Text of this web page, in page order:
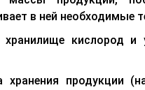
в ней необходимые
хранилище
продукции